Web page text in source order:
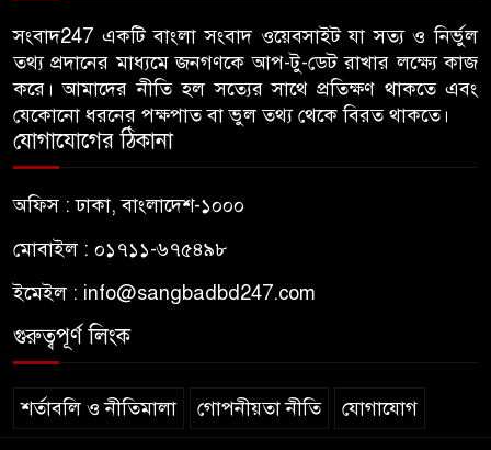
বিএনপি নেতা
জন্মনিবন্ধন সংশোধনের নামে অর্থ
নেয়ায় কৃষকদল নেতাকে অব্যাহতি
৬
গেছে চোয়াল, কথা বলতে না পেরে
৭
ঢাকা আলিয়া মাদ্রাসায় শিবিরের
হিন্দু নারীর ঘর থেকে উলঙ্গ অবস্থায়
সংবাদ247 একটি বাংলা সংবাদ ওয়েবসাইট যা সত্য ও নির্ভুল
তথ্য প্রদানের মাধ্যমে জনগণকে আপ-টু-ডেট রাখার লক্ষ্যে কাজ
করে। আমাদের নীতি হল সত্যের সাথে প্রতিক্ষণ থাকতে এবং
যেকোনো ধরনের পক্ষপাত বা ভুল তথ্য থেকে বিরত থাকতে।
যোগাযোগের ঠিকানা
অফিস : ঢাকা, বাংলাদেশ-১০০০
মোবাইল : ০১৭১১-৬৭৫৪৯৮
ইমেইল : info@sangbadbd247.com
গুরুত্বপূর্ণ লিংক
শর্তাবলি ও নীতিমালা গোপনীয়তা নীতি যোগাযোগ